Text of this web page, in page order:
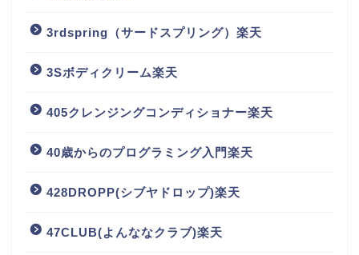
3rdspring（サードスプリング）楽天
3Sボディクリーム楽天
405クレンジングコンディショナー楽天
40歳からのプログラミング入門楽天
428DROPP(シブヤドロップ)楽天
47CLUB(よんななクラブ)楽天